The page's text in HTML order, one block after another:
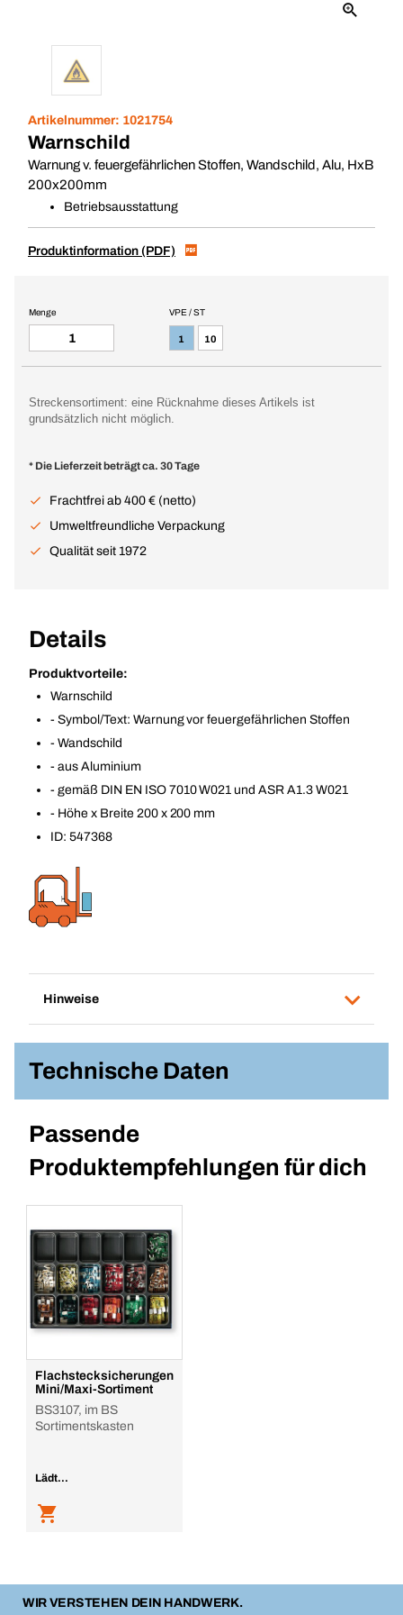
Artikelnummer: 1021754
Warnschild
Warnung v. feuergefährlichen Stoffen, Wandschild, Alu, HxB
200x200mm
Betriebsausstattung
Produktinformation (PDF)
VPE / ST
1 10
Menge
Streckensortiment: eine Rücknahme dieses Artikels ist
grundsätzlich nicht möglich.
* Die Lieferzeit beträgt ca. 30 Tage
Frachtfrei ab 400 € (netto)
Umweltfreundliche Verpackung
Qualität seit 1972
Details
Produktvorteile:
Warnschild
- Symbol/Text: Warnung vor feuergefährlichen Stoffen
- Wandschild
- aus Aluminium
- gemäß DIN EN ISO 7010 W021 und ASR A1.3 W021
- Höhe x Breite 200 x 200 mm
ID: 547368
Hinweise
Technische Daten
Passende
Produktempfehlungen für dich
Flachstecksicherungen
Mini/Maxi-Sortiment
BS3107, im BS
Sortimentskasten
Lädt...
WIR VERSTEHEN DEIN HANDWERK.